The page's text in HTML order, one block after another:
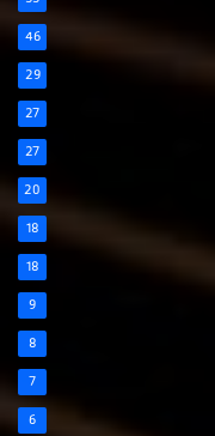
46
29
27
27
20
18
18
9
8
7
6